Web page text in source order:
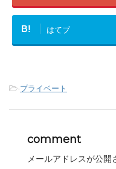
B! はてブ
-プライベート
comment
メールアドレスが公開